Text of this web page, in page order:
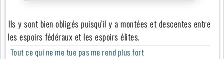
Ils y sont bien obligés puisqu'il y a montées et descentes entre
les espoirs fédéraux et les espoirs élites.
Tout ce qui ne me tue pas me rend plus fort